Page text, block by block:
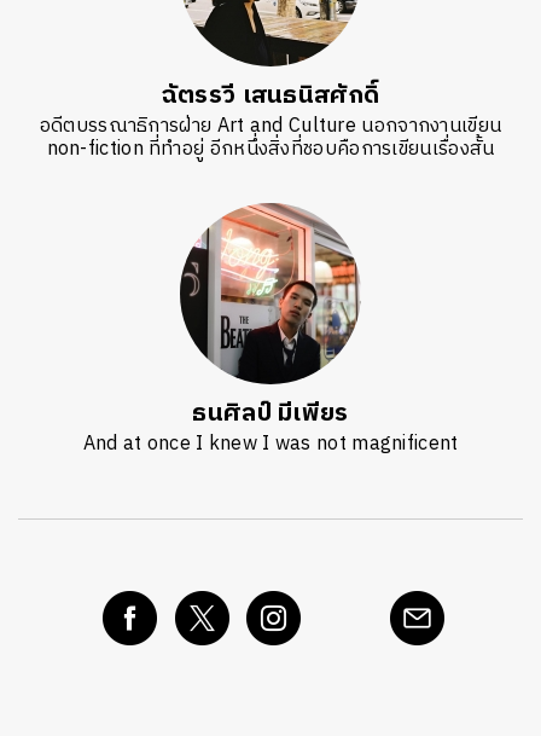
ฉัตรรวี เสนธนิสศักดิ์
อดีตบรรณาธิการฝ่าย Art and Culture นอกจากงานเขียน
non-fiction ที่ทำอยู่ อีกหนึ่งสิ่งที่ชอบคือการเขียนเรื่องสั้น
ธนศิลป์ มีเพียร
And at once I knew I was not magnificent
TWEET LINE